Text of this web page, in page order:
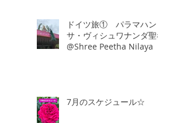
ドイツ旅① パラマハン
サ・ヴィシュワナンダ聖者
@Shree Peetha Nilaya
7月のスケジュール☆